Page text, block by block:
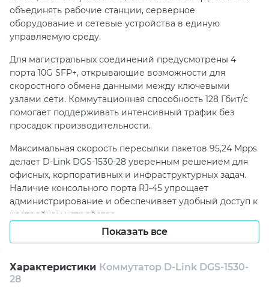
объединять рабочие станции, серверное
оборудование и сетевые устройства в единую
управляемую среду.
Для магистральных соединений предусмотрены 4
порта 10G SFP+, открывающие возможности для
скоростного обмена данными между ключевыми
узлами сети. Коммутационная способность 128 Гбит/с
помогает поддерживать интенсивный трафик без
просадок производительности.
Максимальная скорость пересылки пакетов 95,24 Mpps
делает D-Link DGS-1530-28 уверенным решением для
офисных, корпоративных и инфраструктурных задач.
Наличие консольного порта RJ-45 упрощает
администрирование и обеспечивает удобный доступ к
настройкам устройства.
Все Ethernet RJ-45 порты поддерживают защиту от
устойчивость оборудования в сложных условиях
эксплуатации. Система Smart Fan помогает
Показать все
Характеристики Коммутатор D-Link DGS-1530-
28